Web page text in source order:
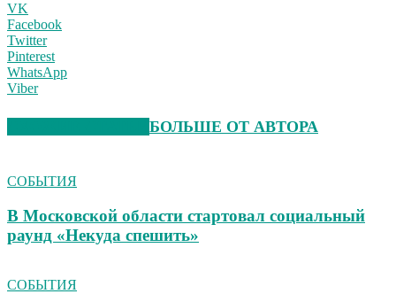
VK
Facebook
Twitter
Pinterest
WhatsApp
Viber
БОЛЬШЕ ОТ АВТОРА
СОБЫТИЯ
В Московской области стартовал социальный
раунд «Некуда спешить»
СОБЫТИЯ